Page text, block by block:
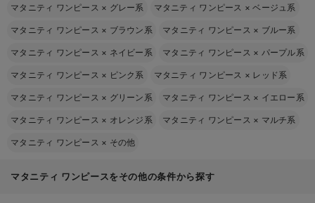
マタニティ ワンピース × グレー系 マタニティ ワンピース ×ベージュ系
マタニティ ワンピース × ブラウン系 マタニティ ワンピース × ブルー系
マタニティ ワンピース × ネイビー系 マタニティ ワンピース × パープル系
マタニティ ワンピース × ピンク系 マタニティ ワンピース × レッド系
マタニティ ワンピース × グリーン系 マタニティ ワンピース × イエロー系
マタニティ ワンピース × オレンジ系 マタニティ ワンピース × マルチ系
マタニティ ワンピース × その他
マタニティ ワンピースをその他の条件から探す